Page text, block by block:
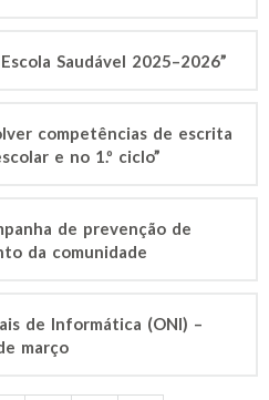
Saudável 2025–2026”
competências de escrita
e no 1.º ciclo”
de prevenção de
da comunidade
de Informática (ONI) –
março